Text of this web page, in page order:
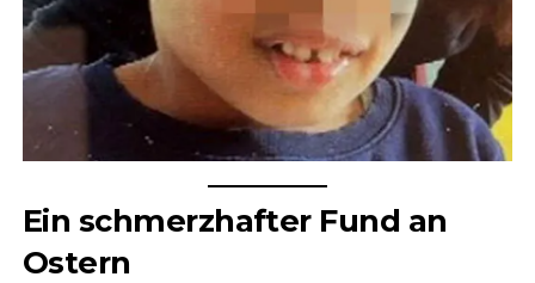
Ein schmerzhafter Fund an
Ostern